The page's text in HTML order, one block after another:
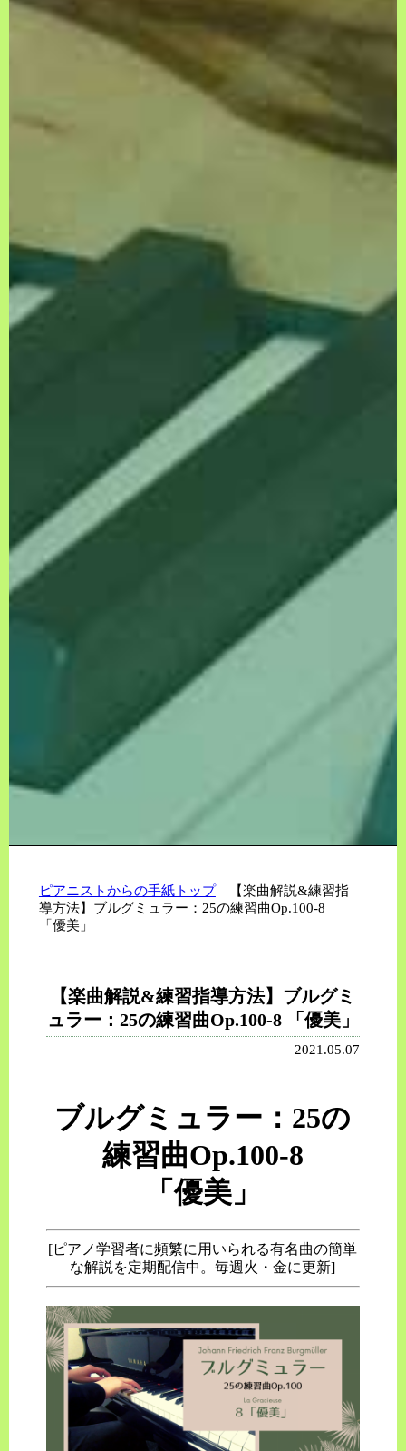
ピアニストからの手紙トップ【楽曲解説&練習指
導方法】ブルグミュラー：25の練習曲Op.100-8
「優美」
【楽曲解説&練習指導方法】ブルグミ
ュラー：25の練習曲Op.100-8 「優美」
2021.05.07
ブルグミュラー：25の
練習曲Op.100-8
「優美」
[ピアノ学習者に頻繁に用いられる有名曲の簡単
な解説を定期配信中。毎週火・金に更新]